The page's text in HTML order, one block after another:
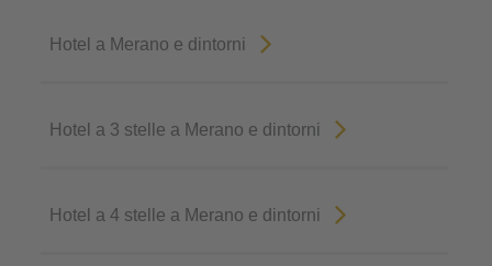
Hotel a Merano e dintorni
Hotel a 3 stelle a Merano e dintorni
Hotel a 4 stelle a Merano e dintorni